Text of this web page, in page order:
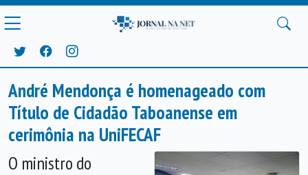
André Mendonça é homenageado com
Título de Cidadão Taboanense em
cerimônia na UniFECAF
O ministro do